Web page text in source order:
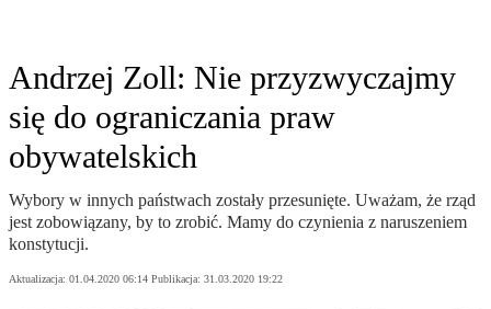
Andrzej Zoll: Nie przyzwyczajmy
się do ograniczania praw
obywatelskich
Wybory w innych państwach zostały przesunięte. Uważam, że rząd
jest zobowiązany, by to zrobić. Mamy do czynienia z naruszeniem
konstytucji.
Aktualizacja: 01.04.2020 06:14 Publikacja: 31.03.2020 19:22